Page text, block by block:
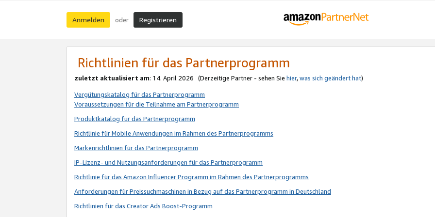
Anmelden oder Registrieren
Richtlinien für das Partnerprogramm
zuletzt aktualisiert am: 14. April 2026 (Derzeitige Partner - sehen Sie hier,was sich geändert hat)
Vergütungskatalog für das Partnerprogramm
Voraussetzungen für die Teilnahme am Partnerprogramm
Produktkatalog für das Partnerprogramm
Richtlinie für Mobile Anwendungen im Rahmen des Partnerprogramms
Markenrichtlinien für das Partnerprogramm
IP-Lizenz- und Nutzungsanforderungen für das Partnerprogramm
Richtlinie für das Amazon Influencer Programm im Rahmen des Partnerprogramms
Anforderungen für Preissuchmaschinen in Bezug auf das Partnerprogramm in Deutschland
Richtlinien für das Creator Ads Boost-Programm